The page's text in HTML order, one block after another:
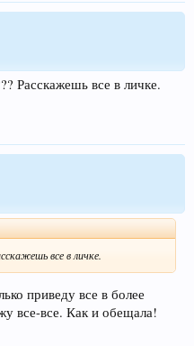
Расскажешь все в личке.
все в личке.
приведу все в более
все-все. Как и обещала!